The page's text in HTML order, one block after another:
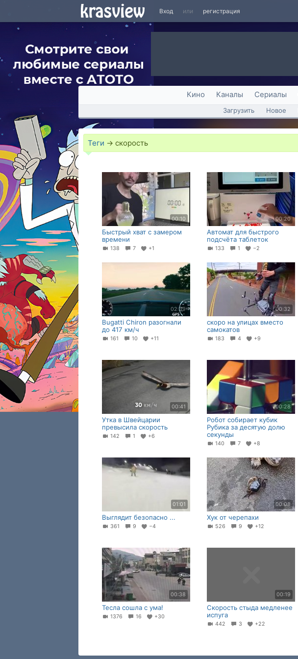
Вход или регистрация
Кино Каналы Сериалы
Загрузить Новое
Теги → скорость
00:10
Быстрый хват с замером
времени
138 7 +1
00:20
Автомат для быстрого
подсчёта таблеток
133 1 −2
02:39
Bugatti Chiron разогнали
до 417 км/ч
161 10 +11
00:32
скоро на улицах вместо
самокатов
183 4 +9
00:41
Утка в Швейцарии
превысила скорость
142 1 +6
00:28
Робот собирает кубик
Рубика за десятую долю
секунды
140 7 +8
01:01
Выглядит безопасно ...
361 9 −4
00:08
Хук от черепахи
526 9 +12
00:38
Тесла сошла с ума!
1376 16 +30
00:19
Скорость стыда медленее
испуга
442 3 +22